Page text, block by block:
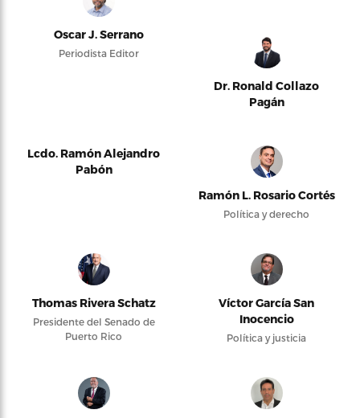
Oscar J. Serrano
Periodista Editor
Dr. Ronald Collazo
Pagán
Lcdo. Ramón Alejandro
Pabón
Ramón L. Rosario Cortés
Política y derecho
Thomas Rivera Schatz
Presidente del Senado de
Puerto Rico
Víctor García San
Inocencio
Política y justicia